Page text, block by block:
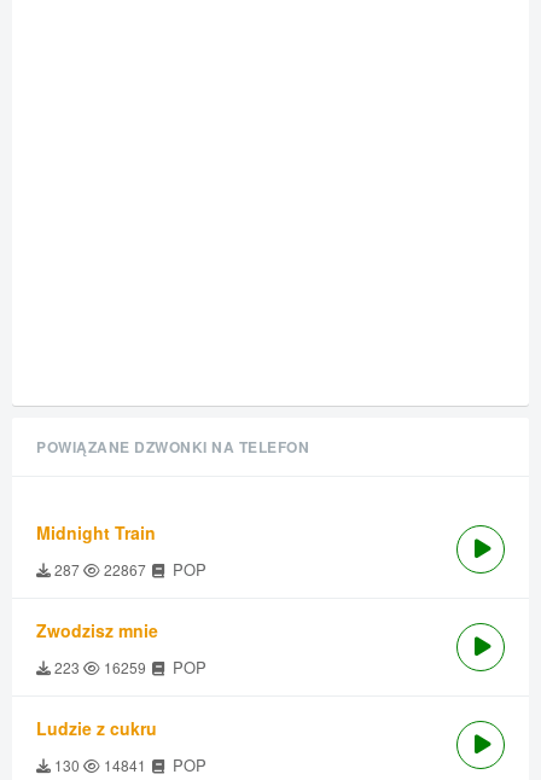
POWIĄZANE DZWONKI NA TELEFON
Midnight Train
287 22867 POP
Zwodzisz mnie
223 16259 POP
Ludzie z cukru
130 14841 POP